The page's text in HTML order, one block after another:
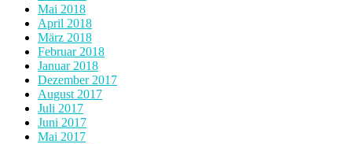
Mai 2018
April 2018
März 2018
Februar 2018
Januar 2018
Dezember 2017
August 2017
Juli 2017
Juni 2017
Mai 2017